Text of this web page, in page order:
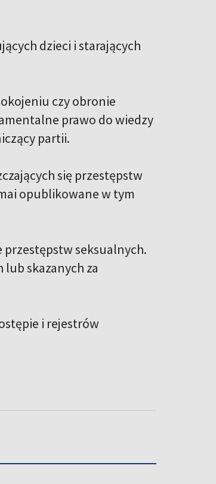
dzieci i starających
czy obronie
prawo do wiedzy
partii.
się przestępstw
opublikowane w tym
przestępstw seksualnych.
skazanych za
i rejestrów